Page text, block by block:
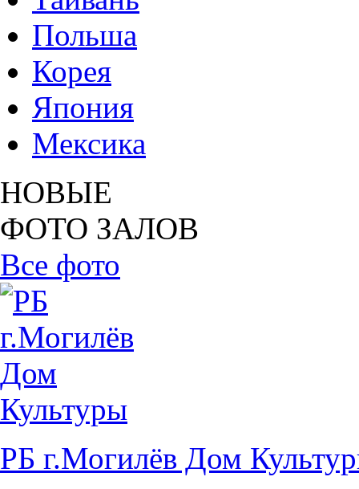
Польша
Корея
Япония
Мексика
НОВЫЕ
ФОТО ЗАЛОВ
Все фото
РБ г.Могилёв Дом